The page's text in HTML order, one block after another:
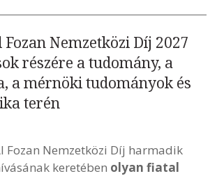
Fozan Nemzetközi Díj 2027
részére a tudomány, a
a mérnöki tudományok és
terén
Fozan Nemzetközi Díj harmadik
keretében olyan fiatal